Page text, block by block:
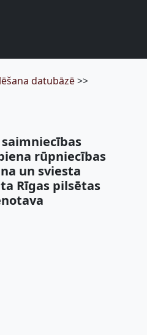
datubāzē>>
saimniecības
rūpniecības
un sviesta
Rīgas pilsētas